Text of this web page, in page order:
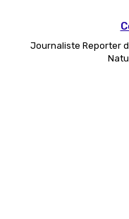
Journaliste Reporter